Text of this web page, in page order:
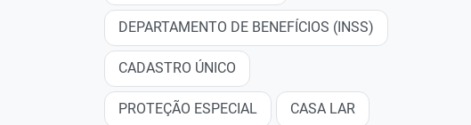
DEPARTAMENTO DE BENEFÍCIOS (INSS)
CADASTRO ÚNICO
PROTEÇÃO ESPECIAL CASA LAR